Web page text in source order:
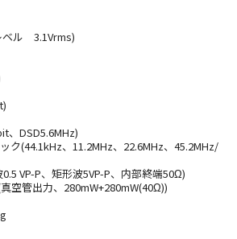
ベル 3.1Vrms)
、DSD5.6MHz)
ク(44.1kHz、11.2MHz、22.6MHz、45.2MHz/
VP-P、矩形波5VP-P、内部終端50Ω)
空管出力、280mW+280mW(40Ω))